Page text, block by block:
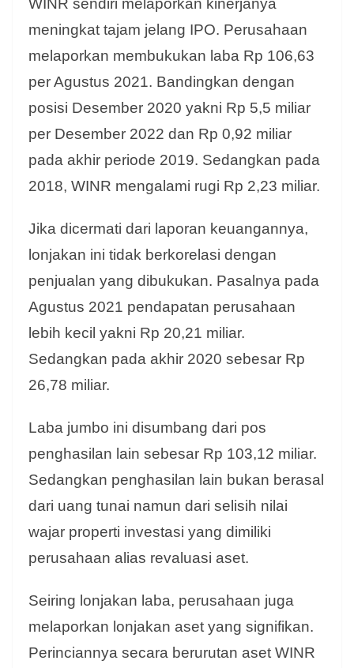
WINR sendiri melaporkan kinerjanya
meningkat tajam jelang IPO. Perusahaan
melaporkan membukukan laba Rp 106,63
per Agustus 2021. Bandingkan dengan
posisi Desember 2020 yakni Rp 5,5 miliar
per Desember 2022 dan Rp 0,92 miliar
pada akhir periode 2019. Sedangkan pada
2018, WINR mengalami rugi Rp 2,23 miliar.
Jika dicermati dari laporan keuangannya,
lonjakan ini tidak berkorelasi dengan
penjualan yang dibukukan. Pasalnya pada
Agustus 2021 pendapatan perusahaan
lebih kecil yakni Rp 20,21 miliar.
Sedangkan pada akhir 2020 sebesar Rp
26,78 miliar.
Laba jumbo ini disumbang dari pos
penghasilan lain sebesar Rp 103,12 miliar.
Sedangkan penghasilan lain bukan berasal
dari uang tunai namun dari selisih nilai
wajar properti investasi yang dimiliki
perusahaan alias revaluasi aset.
Seiring lonjakan laba, perusahaan juga
melaporkan lonjakan aset yang signifikan.
Perinciannya secara berurutan aset WINR